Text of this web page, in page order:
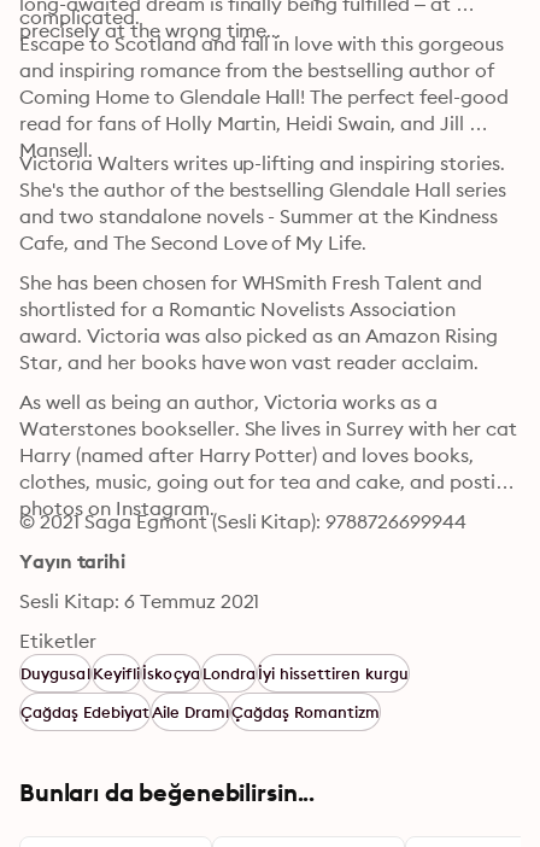
complicated.
precisely at the wrong time...
Escape to Scotland and fall in love with this gorgeous
and inspiring romance from the bestselling author of
Coming Home to Glendale Hall! The perfect feel-good
read for fans of Holly Martin, Heidi Swain, and Jill
Mansell.
Victoria Walters writes up-lifting and inspiring stories.
She's the author of the bestselling Glendale Hall series
and two standalone novels - Summer at the Kindness
She has been chosen for WHSmith Fresh Talent and
shortlisted for a Romantic Novelists Association
award. Victoria was also picked as an Amazon Rising
Star, and her books have won vast reader acclaim.
As well as being an author, Victoria works as a
Waterstones bookseller. She lives in Surrey with her cat
Harry (named after Harry Potter) and loves books,
clothes, music, going out for tea and cake, and posting
photos on Instagram.
© 2021 Saga Egmont (Sesli Kitap): 9788726699944
Yayın tarihi
Sesli Kitap: 6 Temmuz 2021
Etiketler
DuygusalKeyifliİskoçyaLondraİyi hissettiren kurgu
Çağdaş EdebiyatAile DramıÇağdaş Romantizm
Bunları da beğenebilirsin...